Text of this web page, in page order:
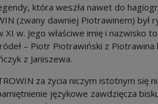
która weszła nawet do
(zwany dawniej Piotrawinem) był
XI w. Jego właściwe imię i nazwisko
– Piotr Piotrawiński z Piotrawina
z Janiszewa.
za życia niczym istotnym się
językowe zawdzięcza